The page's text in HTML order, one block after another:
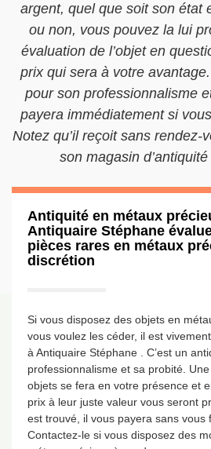
argent, quel que soit son état
ou non, vous pouvez la lui
évaluation de l’objet en
prix qui sera à votre
pour son professionnalisme
payera immédiatement si
Notez qu’il reçoit sans rendez-
son magasin
Antiquité en métaux
Antiquaire Stéphane
pièces rares en métaux
discrétion
Si vous disposez des objets en
vous voulez les céder, il est
à Antiquaire Stéphane . C’est un
professionnalisme et sa probité.
objets se fera en votre présence et
prix à leur juste valeur vous seront
est trouvé, il vous payera sans vous
Contactez-le si vous disposez des